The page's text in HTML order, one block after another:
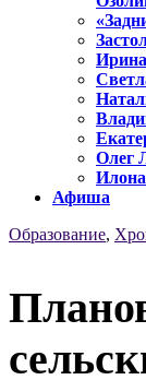
Олег
Афиша
Образование,